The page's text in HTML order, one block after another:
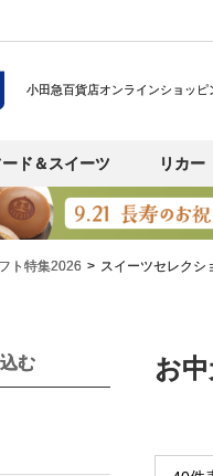
小田急百貨店オンラインショッピ
ード＆スイーツ リカー
ト特集2026 スイーツセレクシ
む お